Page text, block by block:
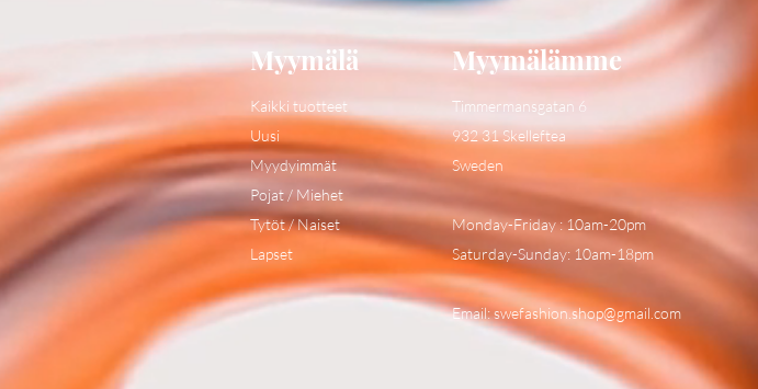
Myymälä
Kaikki tuotteet
Uusi
Myydyimmät
Pojat / Miehet
Tytöt / Naiset
Lapset
Myymälämme
Timmermansgatan 6
932 31 Skelleftea
Sweden
Monday-Friday : 10am-20pm
Saturday-Sunday: 10am-18pm
Email:swefashion.shop@gmail.com